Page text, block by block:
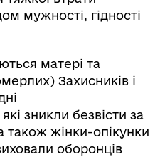
мужності, гідності
матері та
Захисників і
зникли безвісти за
також жінки-опікунки
оборонців